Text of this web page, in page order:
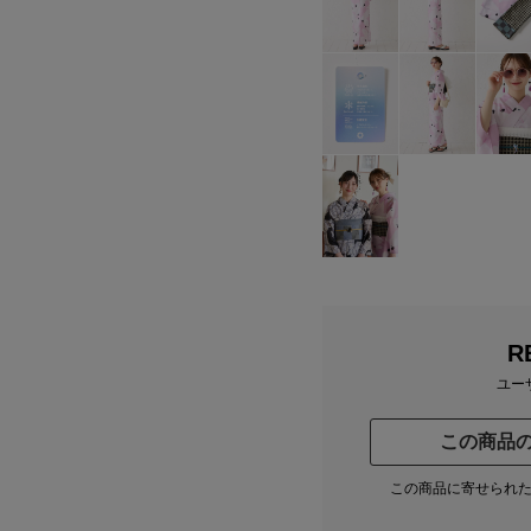
ユー
この商品
この商品に寄せられ